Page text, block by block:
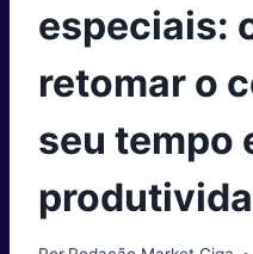
especiais:
retomar o
seu tempo